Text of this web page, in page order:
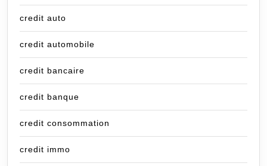
credit auto
credit automobile
credit bancaire
credit banque
credit consommation
credit immo